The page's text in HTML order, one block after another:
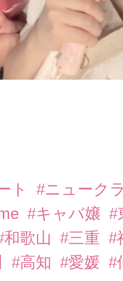
ト
#ニューク
#キャバ嬢 #
和歌山 #三重 #
#高知 #愛媛 #